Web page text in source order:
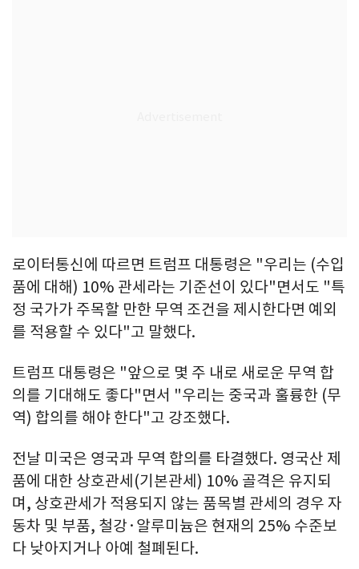
로이터통신에 따르면 트럼프 대통령은 "우리는 (수입
품에 대해) 10% 관세라는 기준선이 있다"면서도 "특
정 국가가 주목할 만한 무역 조건을 제시한다면 예외
를 적용할 수 있다"고 말했다.
트럼프 대통령은 "앞으로 몇 주 내로 새로운 무역 합
의를 기대해도 좋다"면서 "우리는 중국과 훌륭한 (무
역) 합의를 해야 한다"고 강조했다.
전날 미국은 영국과 무역 합의를 타결했다. 영국산 제
품에 대한 상호관세(기본관세) 10% 골격은 유지되
며, 상호관세가 적용되지 않는 품목별 관세의 경우 자
동차 및 부품, 철강·알루미늄은 현재의 25% 수준보
다 낮아지거나 아예 철폐된다.